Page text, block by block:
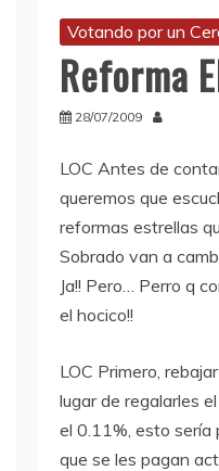
Votando por un
Reforma
28/07/2009
LOC Antes de
queremos que
reformas estrellas
Sobrado van a
Ja!! Pero… Perro q
el hocico!!
LOC Primero,
lugar de regalarles
el 0.11%, esto
que se les pagan